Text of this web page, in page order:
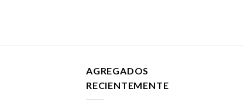
AGREGADOS
RECIENTEMENTE